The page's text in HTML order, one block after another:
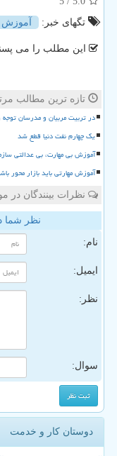
تگهای خبر:
آموزش
این مطلب را می
تازه ترین مطالب
در تربیت مربیان و مدرسان
یک چهارم نفت دنیا قطع شد
آموزش بی مهارت، بی عدالتی
آموزش مهارتی باید بازار محور
نظرات بینندگان در
نظر شما
نام:
ایمیل:
نظر:
سوال:
دوستان کار و خدمت